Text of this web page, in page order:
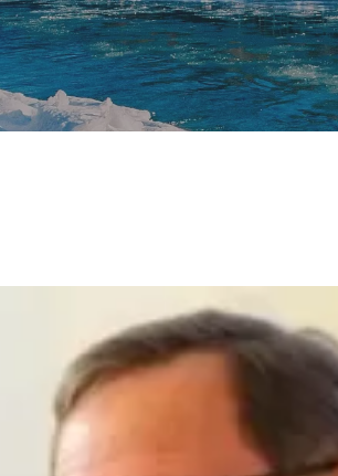
природы
истории и культуры
развлечений
туристических мест
привезти (сувениры)